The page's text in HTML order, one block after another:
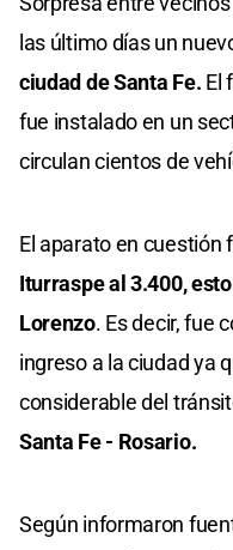
las último días un
ciudad de Santa Fe. El
fue instalado en un
circulan cientos de
El aparato en cuestión
Iturraspe al 3.400,
Lorenzo. Es decir, fue
ingreso a la ciudad ya
considerable del
Santa Fe - Rosario.
Según informaron